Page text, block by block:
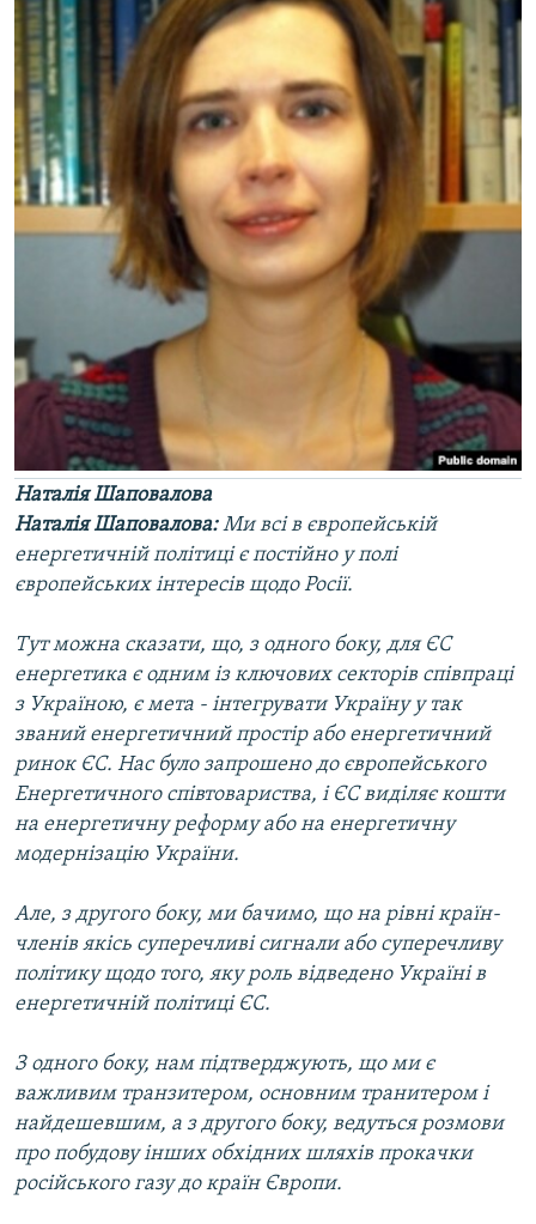
Наталія Шаповалова
Наталія Шаповалова:Ми всі в європейській
енергетичній політиці є постійно у полі
європейських інтересів щодо Росії.
Тут можна сказати, що, з одного боку, для ЄС
енергетика є одним із ключових секторів співпраці
з Україною, є мета - інтегрувати Україну у так
званий енергетичний простір або енергетичний
ринок ЄС. Нас було запрошено до європейського
Енергетичного співтовариства, і ЄС виділяє кошти
на енергетичну реформу або на енергетичну
модернізацію України.
Але, з другого боку, ми бачимо, що на рівні країн-
членів якісь суперечливі сигнали або суперечливу
політику щодо того, яку роль відведено Україні в
енергетичній політиці ЄС.
З одного боку, нам підтверджують, що ми є
важливим транзитером, основним транитером і
найдешевшим, а з другого боку, ведуться розмови
про побудову інших обхідних шляхів прокачки
російського газу до країн Європи.